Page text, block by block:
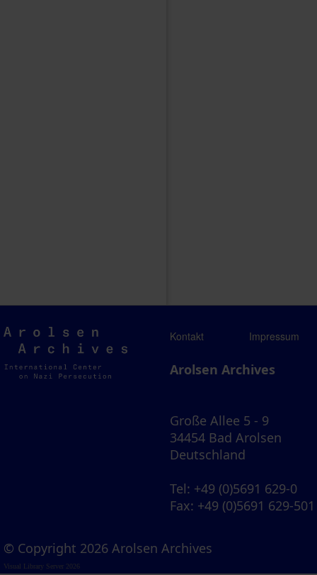
Arolsen
Archives
Kontakt Impressum
Arolsen Archives
Große Allee 5 - 9
34454 Bad Arolsen
Deutschland
Tel: +49 (0)5691 629-0
Fax: +49 (0)5691 629-501
© Copyright 2026 Arolsen Archives
Visual Library Server 2026